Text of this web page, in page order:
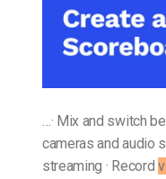
…· Mix and switch
cameras and audio
streaming · Record